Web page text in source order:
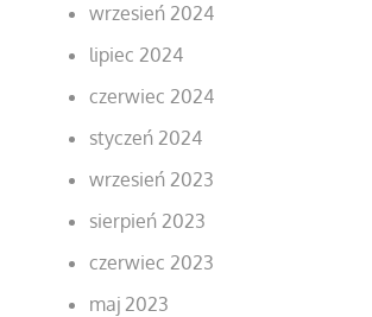
wrzesień 2024
lipiec 2024
czerwiec 2024
styczeń 2024
wrzesień 2023
sierpień 2023
czerwiec 2023
maj 2023